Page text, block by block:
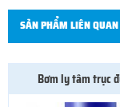
SẢN PHẨM LIÊN QUAN
Bơm ly tâm trục